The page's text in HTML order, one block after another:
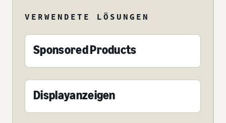
VERWENDETE LÖSUNGEN
Sponsored Products
Displayanzeigen